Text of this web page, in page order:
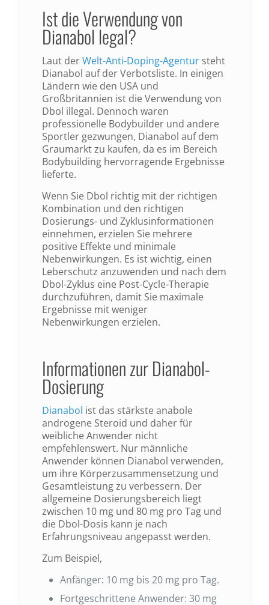
Ist die Verwendung von
Dianabol legal?
Laut derWelt-Anti-Doping-Agentursteht
Dianabol auf der Verbotsliste. In einigen
Ländern wie den USA und
Großbritannien ist die Verwendung von
Dbol illegal. Dennoch waren
professionelle Bodybuilder und andere
Sportler gezwungen, Dianabol auf dem
Graumarkt zu kaufen, da es im Bereich
Bodybuilding hervorragende Ergebnisse
lieferte.
Wenn Sie Dbol richtig mit der richtigen
Kombination und den richtigen
Dosierungs- und Zyklusinformationen
einnehmen, erzielen Sie mehrere
positive Effekte und minimale
Nebenwirkungen. Es ist wichtig, einen
Leberschutz anzuwenden und nach dem
Dbol-Zyklus eine Post-Cycle-Therapie
durchzuführen, damit Sie maximale
Ergebnisse mit weniger
Nebenwirkungen erzielen.
Informationen zur Dianabol-
Dosierung
Dianabol ist das stärkste anabole
androgene Steroid und daher für
weibliche Anwender nicht
empfehlenswert. Nur männliche
Anwender können Dianabol verwenden,
um ihre Körperzusammensetzung und
Gesamtleistung zu verbessern. Der
allgemeine Dosierungsbereich liegt
zwischen 10 mg und 80 mg pro Tag und
die Dbol-Dosis kann je nach
Erfahrungsniveau angepasst werden.
Zum Beispiel,
Anfänger: 10 mg bis 20 mg pro Tag.
Fortgeschrittene Anwender: 30 mg